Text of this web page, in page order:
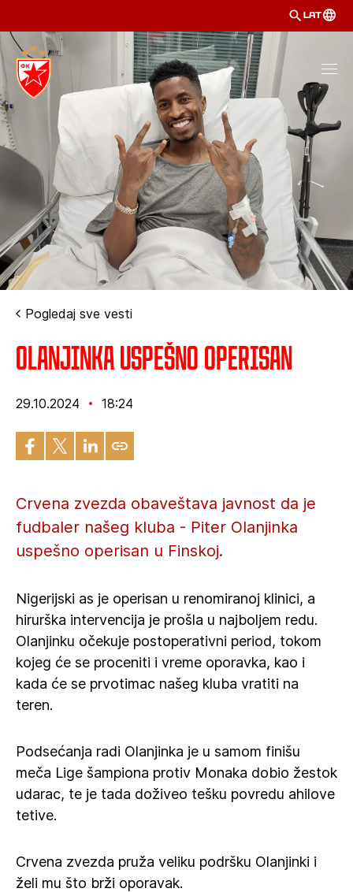
LAT
Pogledaj sve vesti
Olanjinka uspešno operisan
29.10.2024 18:24
Crvena zvezda obaveštava javnost da je
fudbaler našeg kluba - Piter Olanjinka
uspešno operisan u Finskoj.
Nigerijski as je operisan u renomiranoj klinici, a
hirurška intervencija je prošla u najboljem redu.
Olanjinku očekuje postoperativni period, tokom
kojeg će se proceniti i vreme oporavka, kao i
kada će se prvotimac našeg kluba vratiti na
teren.
Podsećanja radi Olanjinka je u samom finišu
meča Lige šampiona protiv Monaka dobio žestok
udarac, te je tada doživeo tešku povredu ahilove
tetive.
Crvena zvezda pruža veliku podršku Olanjinki i
želi mu što brži oporavak.